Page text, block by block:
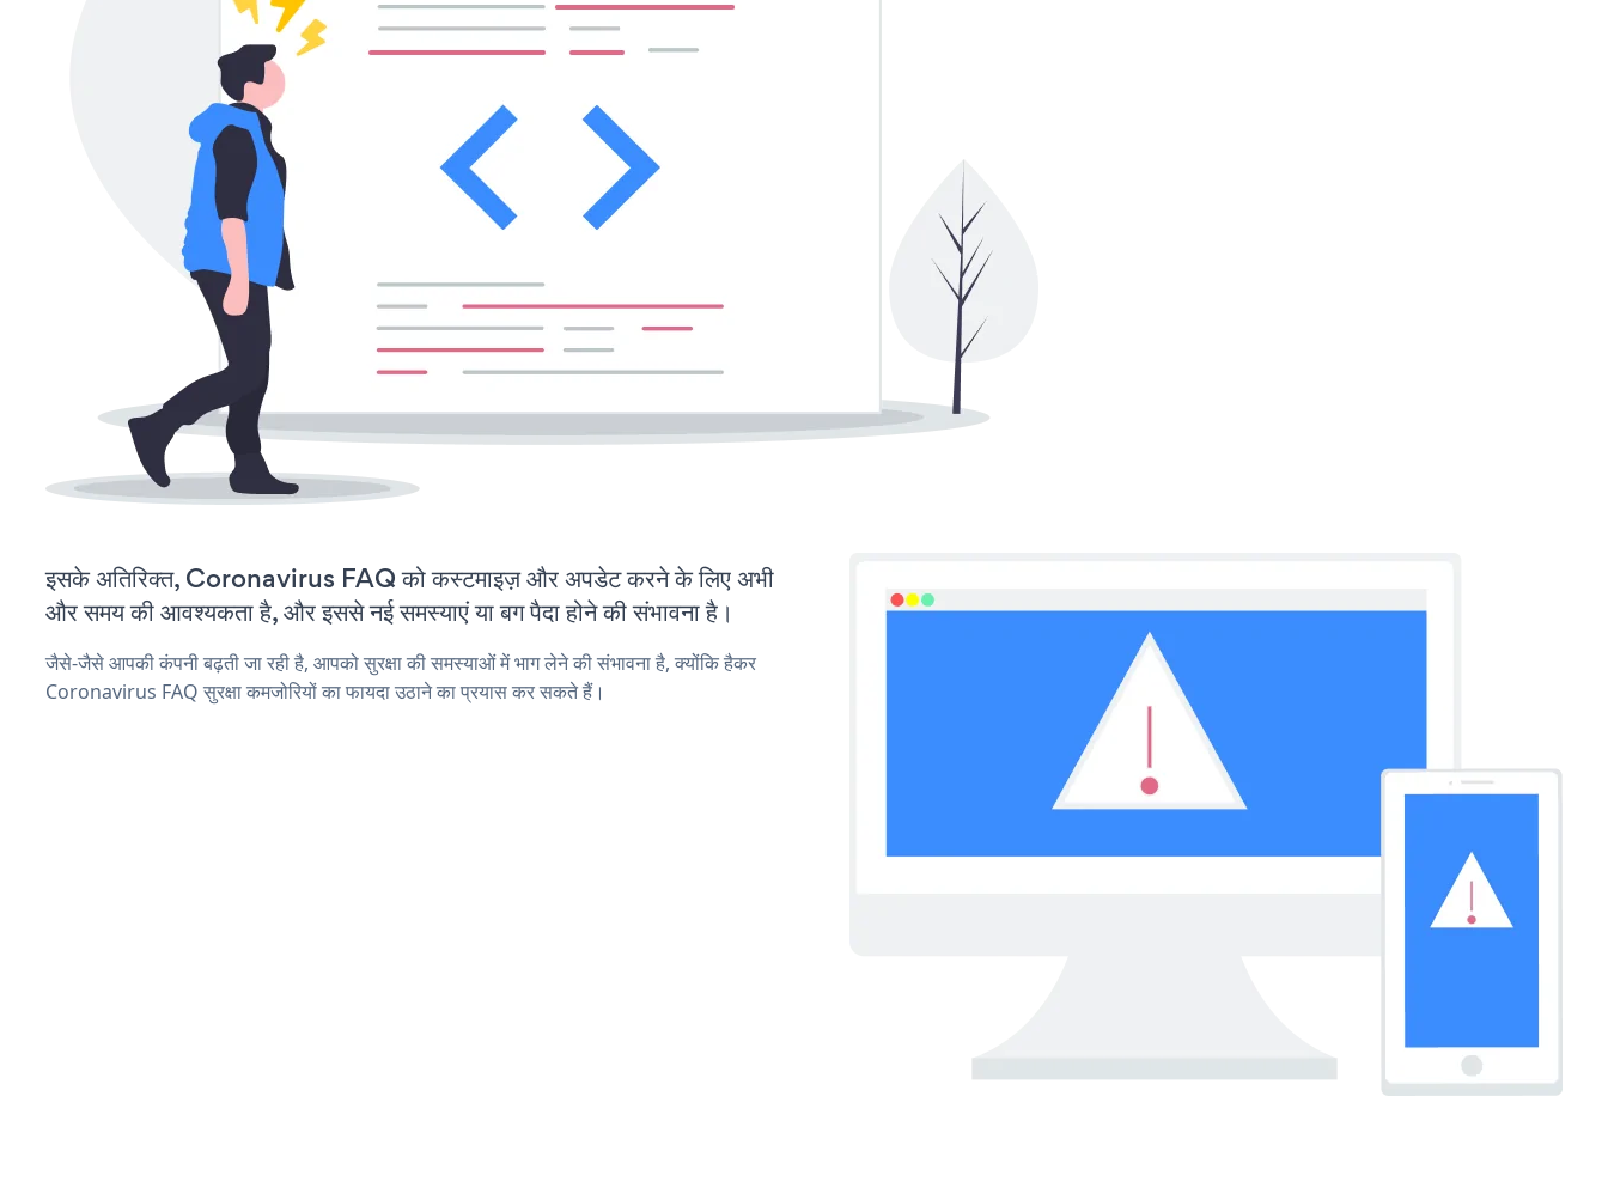
इसके अतिरिक्त, Coronavirus FAQ को कस्टमाइज़ और अपडेट करने के लिए अभी
और समय की आवश्यकता है, और इससे नई समस्याएं या बग पैदा होने की संभावना है।
जैसे-जैसे आपकी कंपनी बढ़ती जा रही है, आपको सुरक्षा की समस्याओं में भाग लेने की संभावना है, क्योंकि हैकर
Coronavirus FAQ सुरक्षा कमजोरियों का फायदा उठाने का प्रयास कर सकते हैं।